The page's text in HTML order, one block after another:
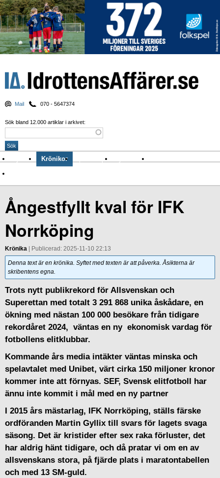
Mail 070 - 5647374
Sök bland 12.000 artiklar i arkivet:
Nyheter Krönikor Sport & spel Nyhetsbrev
Ångestfyllt kval för IFK
Norrköping
Krönika | Publicerad: 2025-11-10 22:13
Denna text är en krönika. Syftet med texten är att påverka. Åsikterna är
skribentens egna.
Trots nytt publikrekord för Allsvenskan och
Superettan med totalt 3 291 868 unika åskådare, en
ökning med nästan 100 000 besökare från tidigare
rekordåret 2024, väntas en ny ekonomisk vardag för
fotbollens elitklubbar.
Kommande års media intäkter väntas minska och
spelavtalet med Unibet, värt cirka 150 miljoner kronor
kommer inte att förnyas. SEF, Svensk elitfotboll har
ännu inte kommit i mål med en ny partner
I 2015 års mästarlag, IFK Norrköping, ställs färske
ordföranden Martin Gyllix till svars för lagets svaga
säsong. Det är kristider efter sex raka förluster, det
har aldrig hänt tidigare, och då pratar vi om en av
allsvenskans stora, på fjärde plats i maratontabellen
och med 13 SM-guld.